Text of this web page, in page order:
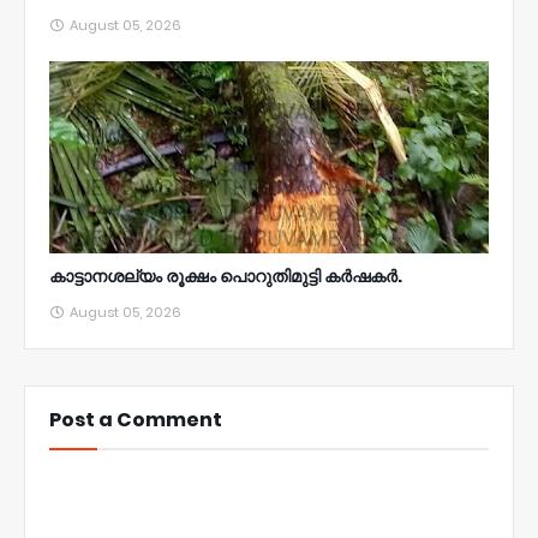
August 05, 2026
കാട്ടാനശല്യം രൂക്ഷം പൊറുതിമുട്ടി കർഷകർ.
August 05, 2026
Post a Comment